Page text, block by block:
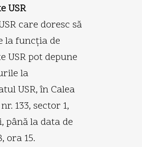
USR
care doresc să
la funcţia de
USR pot depune
la
USR, în Calea
133, sector 1,
până la data de
ora 15.